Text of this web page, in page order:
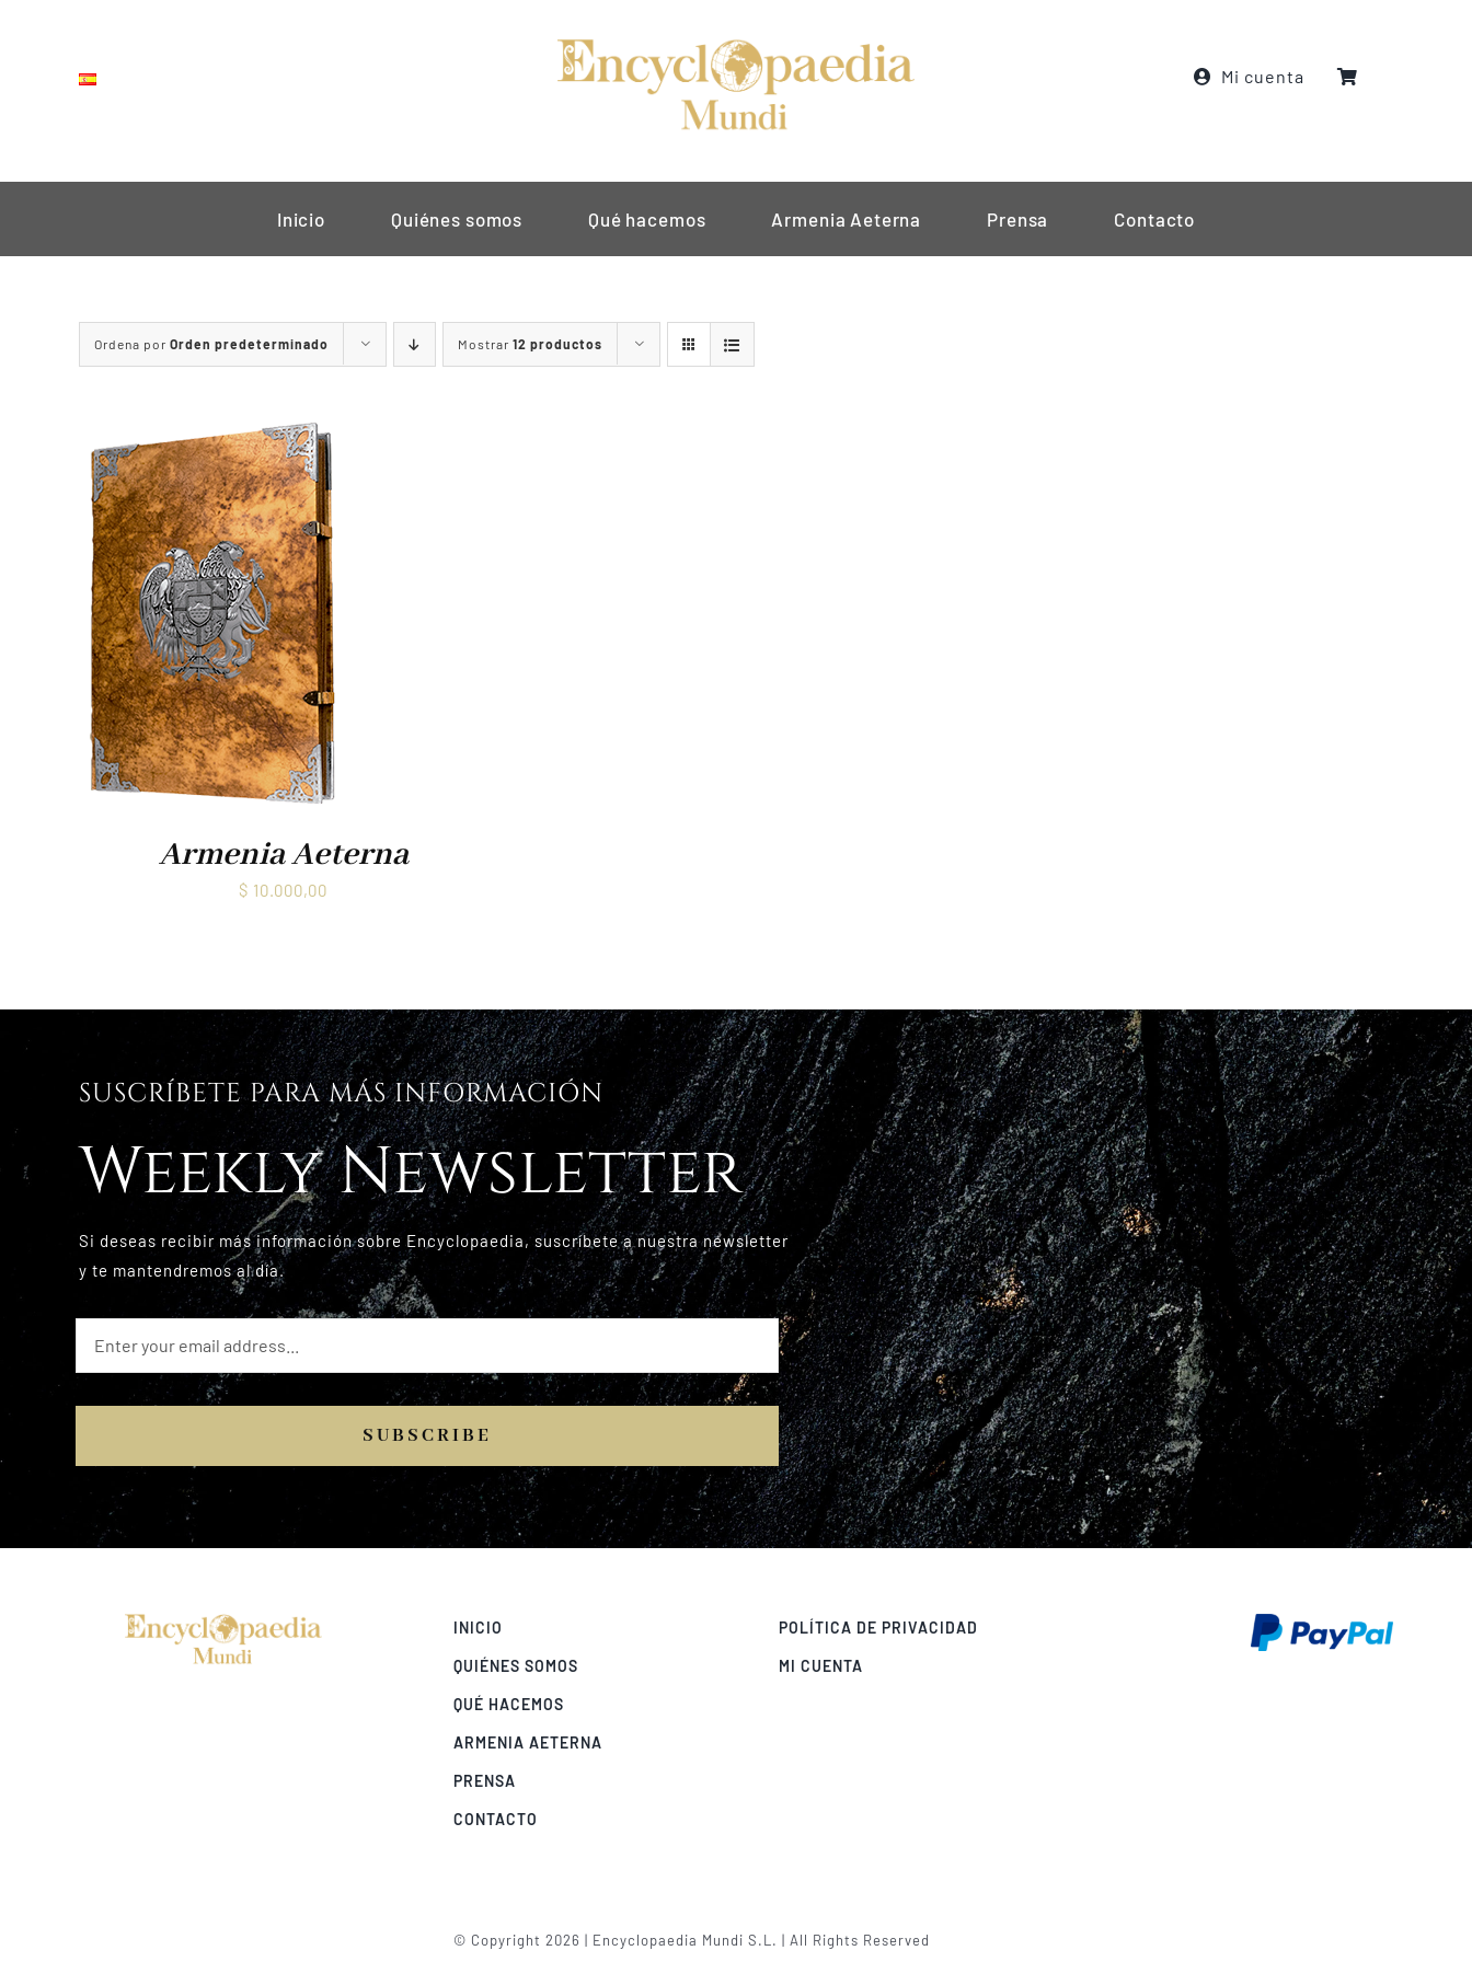
contenido
Mi cuenta
Inicio Quiénes somos Qué hacemos Armenia Aeterna Prensa Contacto
Ordena por Orden predeterminado Mostrar 12 productos
Armenia Aeterna
$ 10.000,00
SUSCRÍBETE PARA MÁS INFORMACIÓN
Weekly Newsletter
Si deseas recibir más información sobre Encyclopaedia, suscríbete a nuestra newsletter
y te mantendremos al día.
SUBSCRIBE
INICIO
QUIÉNES SOMOS
QUÉ HACEMOS
ARMENIA AETERNA
PRENSA
CONTACTO
POLÍTICA DE PRIVACIDAD
MI CUENTA
© Copyright 2026 | Encyclopaedia Mundi S.L. | All Rights Reserved